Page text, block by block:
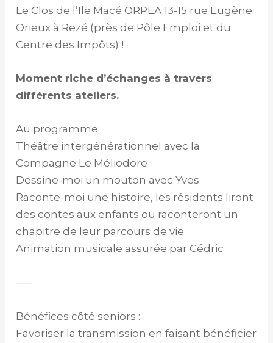
Le Clos de l’Ile Macé ORPEA 13-15 rue Eugène
Orieux à Rezé (près de Pôle Emploi et du
Centre des Impôts) !
Moment riche d’échanges à travers
différents ateliers.
Au programme:
Théâtre intergénérationnel avec la
Compagne Le Méliodore
Dessine-moi un mouton avec Yves
Raconte-moi une histoire, les résidents liront
des contes aux enfants ou raconteront un
chapitre de leur parcours de vie
Animation musicale assurée par Cédric
—–
Bénéfices côté seniors :
Favoriser la transmission en faisant bénéficier